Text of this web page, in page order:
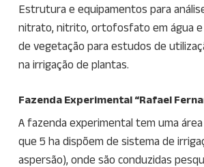
Estrutura e equipamentos para
nitrato, nitrito, ortofosfato em água e
de vegetação para estudos de
na irrigação de plantas.
Fazenda Experimental “Rafael
A fazenda experimental tem uma área
que 5 ha dispõem de sistema de
aspersão), onde são conduzidas